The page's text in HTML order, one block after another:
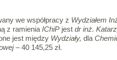
we współpracy z Wydziałem
z ramieniaIChiPjest dr inż.
jest między Wydziały, dla
– 40 145,25 zł.